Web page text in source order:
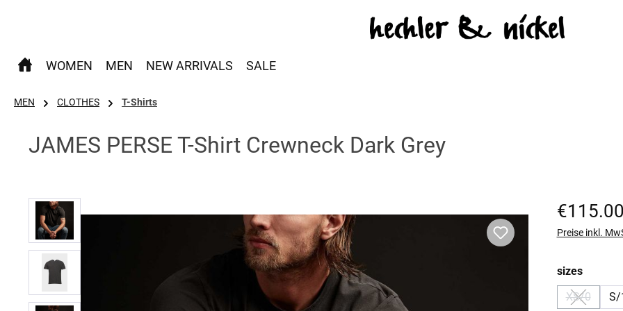
WOMEN MEN NEW ARRIVALS SALE
MEN CLOTHES T-Shirts
JAMES PERSE T-Shirt Crewneck Dark Grey
Bildergalerie überspringen Regulärer
€115.00
Preise inkl.
sizes
XS/0
(Diese
S/